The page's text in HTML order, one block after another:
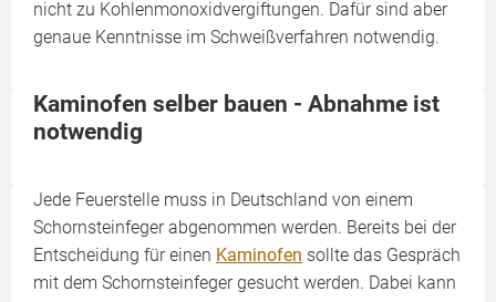
nicht zu Kohlenmonoxidvergiftungen. Dafür sind aber
genaue Kenntnisse im Schweißverfahren notwendig.
Kaminofen selber bauen - Abnahme ist
notwendig
Jede Feuerstelle muss in Deutschland von einem
Schornsteinfeger abgenommen werden. Bereits bei der
Entscheidung für einen Kaminofen sollte das Gespräch
mit dem Schornsteinfeger gesucht werden. Dabei kann